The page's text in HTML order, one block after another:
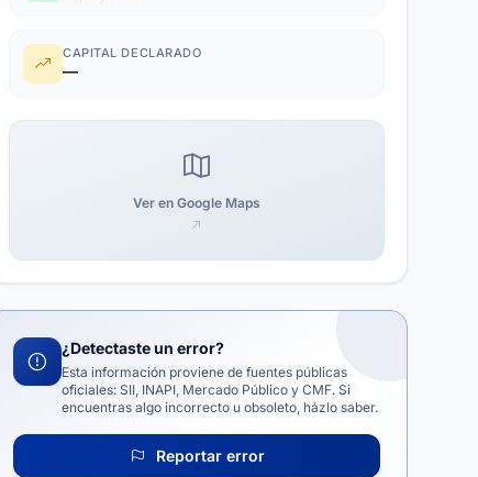
CAPITAL DECLARADO
—
Ver en Google Maps
¿Detectaste un error?
Esta información proviene de fuentes públicas
oficiales: SII, INAPI, Mercado Público y CMF. Si
encuentras algo incorrecto u obsoleto, házlo saber.
Reportar error